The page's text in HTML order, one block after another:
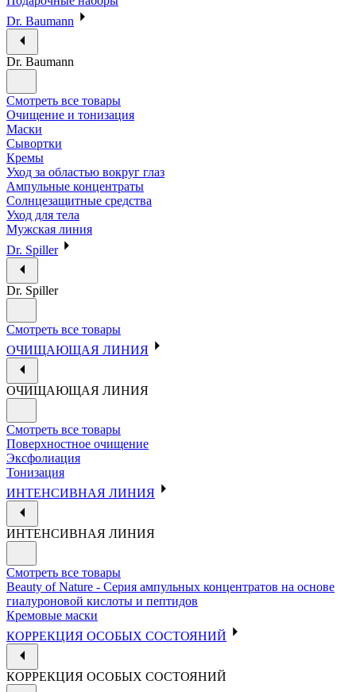
Dr. Baumann
Dr. Baumann
Смотреть все товары
Очищение и тонизация
Маски
Сывортки
Кремы
Уход за областью вокруг глаз
Ампульные концентраты
Солнцезащитные средства
Уход для тела
Мужская линия
Dr. Spiller
Dr. Spiller
Смотреть все товары
ОЧИЩАЮЩАЯ ЛИНИЯ
ОЧИЩАЮЩАЯ ЛИНИЯ
Смотреть все товары
Поверхностное очищение
Эксфолиация
Тонизация
ИНТЕНСИВНАЯ ЛИНИЯ
ИНТЕНСИВНАЯ ЛИНИЯ
Смотреть все товары
Beauty of Nature - Серия ампульных концентратов на основе
гиалуроновой кислоты и пептидов
Кремовые маски
КОРРЕКЦИЯ ОСОБЫХ СОСТОЯНИЙ
КОРРЕКЦИЯ ОСОБЫХ СОСТОЯНИЙ